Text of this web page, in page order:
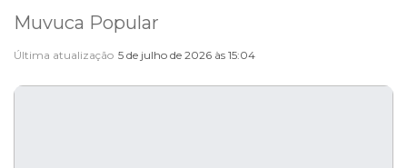
Muvuca Popular
Última atualização 5 de julho de 2026 às 15:04